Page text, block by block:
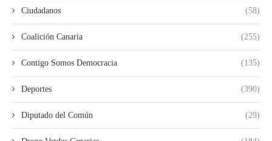
Ciudadanos (58)
Coalición Canaria (255)
Contigo Somos Democracia (135)
Deportes (390)
Diputado del Común (29)